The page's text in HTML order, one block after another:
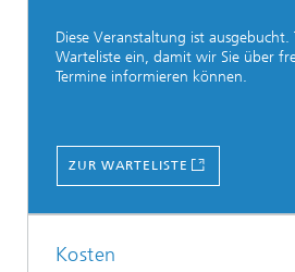
Diese Veranstaltung ist ausgebucht.
Warteliste ein, damit wir Sie über
Termine informieren können.
ZUR WARTELISTE
Kosten